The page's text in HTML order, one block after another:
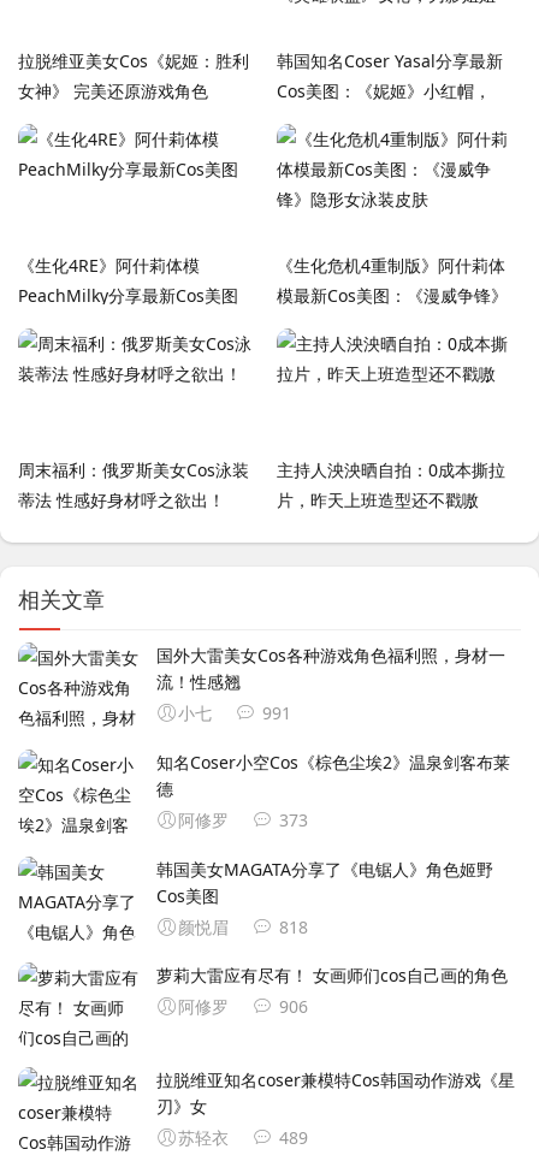
拉脱维亚美女Cos《妮姬：胜利
女神》 完美还原游戏角色
韩国知名Coser Yasal分享最新
Cos美图：《妮姬》小红帽，
《英雄联盟》女枪，刃影姐姐
《生化4RE》阿什莉体模
PeachMilky分享最新Cos美图
《生化危机4重制版》阿什莉体
模最新Cos美图：《漫威争锋》
隐形女泳装皮肤
周末福利：俄罗斯美女Cos泳装
蒂法 性感好身材呼之欲出！
主持人泱泱晒自拍：0成本撕拉
片，昨天上班造型还不戳嗷
相关文章
国外大雷美女Cos各种游戏角色福利照，身材一
流！性感翘
小七
991
知名Coser小空Cos《棕色尘埃2》温泉剑客布莱
德
阿修罗
373
韩国美女MAGATA分享了《电锯人》角色姬野
Cos美图
颜悦眉
818
萝莉大雷应有尽有！ 女画师们cos自己画的角色
阿修罗
906
拉脱维亚知名coser兼模特Cos韩国动作游戏《星
刃》女
苏轻衣
489